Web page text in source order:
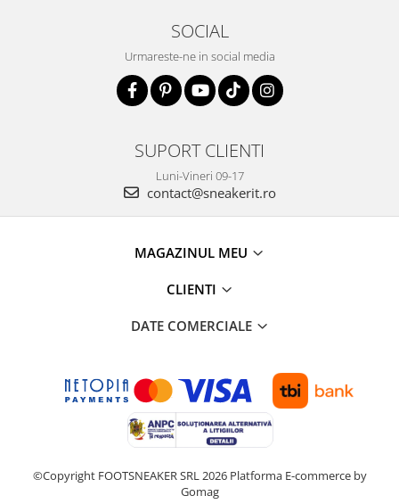
SOCIAL
Urmareste-ne in social media
SUPORT CLIENTI
Luni-Vineri 09-17
contact@sneakerit.ro
MAGAZINUL MEU
CLIENTI
DATE COMERCIALE
©Copyright FOOTSNEAKER SRL 2026 Platforma E-commerce by
Gomag